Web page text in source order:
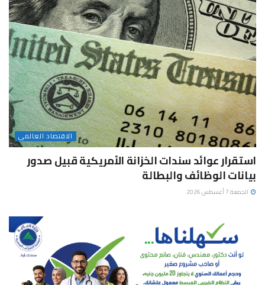
الاقتصاد العالمى
استقرار عوائد سندات الخزانة الأمريكية قبيل صدور
بيانات الوظائف والبطالة
الجمعة 7 أغسطس 2026